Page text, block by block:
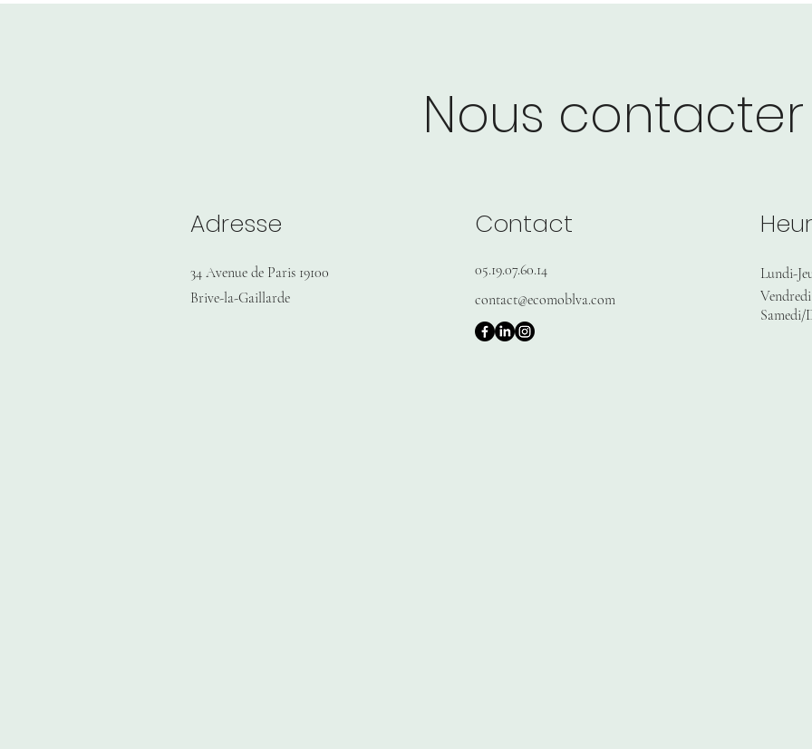
Nous contacter
Adresse
34 Avenue de Paris 19100
Brive-la-Gaillarde
Contact
05.19.07.60.14
contact@ecomoblva.com
Lundi-
Vendredi
Samedi/